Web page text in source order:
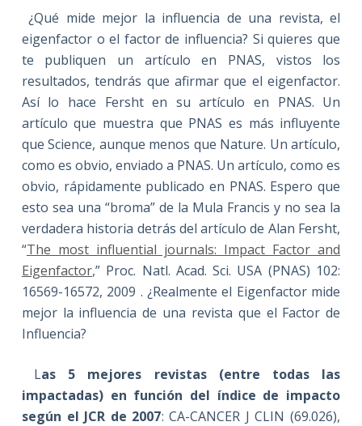
¿Qué mide mejor la influencia de una revista, el
eigenfactor o el factor de influencia? Si quieres que
te publiquen un artículo en PNAS, vistos los
resultados, tendrás que afirmar que el eigenfactor.
Así lo hace Fersht en su artículo en PNAS. Un
artículo que muestra que PNAS es más influyente
que Science, aunque menos que Nature. Un artículo,
como es obvio, enviado a PNAS. Un artículo, como es
obvio, rápidamente publicado en PNAS. Espero que
esto sea una “broma” de la Mula Francis y no sea la
verdadera historia detrás del artículo de Alan Fersht,
“The most influential journals: Impact Factor and
Eigenfactor,” Proc. Natl. Acad. Sci. USA (PNAS) 102:
16569-16572, 2009 . ¿Realmente el Eigenfactor mide
mejor la influencia de una revista que el Factor de
Influencia?
Las 5 mejores revistas (entre todas las
impactadas) en función del índice de impacto
según el JCR de 2007: CA-CANCER J CLIN (69.026),